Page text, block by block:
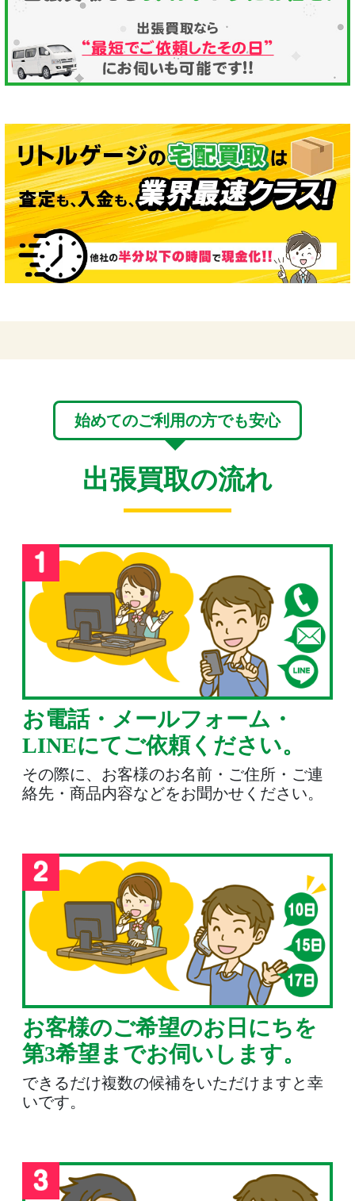
始めてのご利用の方でも安心
出張買取の流れ
お電話・メールフォーム・
LINEにてご依頼ください。
その際に、お客様のお名前・ご住所・ご連
絡先・商品内容などをお聞かせください。
お客様のご希望のお日にちを
第3希望までお伺いします。
できるだけ複数の候補をいただけますと幸
いです。